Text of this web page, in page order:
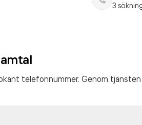
3
telefonnummer. Genom